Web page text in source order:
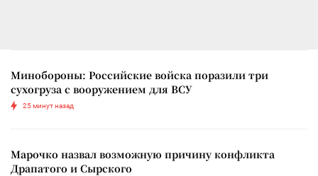
Минобороны: Российские войска поразили три
сухогруза с вооружением для ВСУ
25 минут назад
Марочко назвал возможную причину конфликта
Драпатого и Сырского